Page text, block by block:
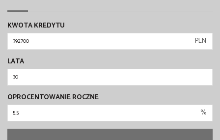
KWOTA KREDYTU
PLN
LATA
OPROCENTOWANIE ROCZNE
%